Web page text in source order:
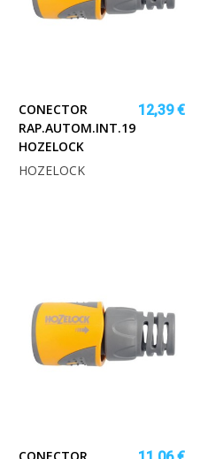
CONECTOR
RAP.AUTOM.INT.19
HOZELOCK
12,39 €
HOZELOCK